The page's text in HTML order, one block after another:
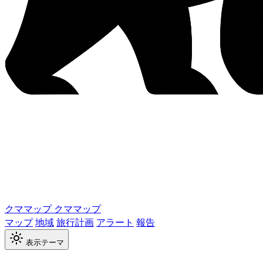
クママップ クママップ
マップ地域旅行計画 アラート 報告
表示テーマ